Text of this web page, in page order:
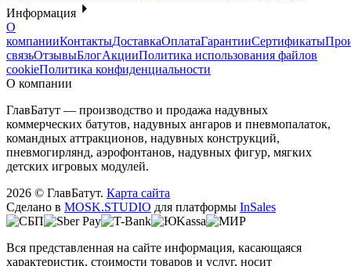
Информация
О
компанииКонтактыДоставкаОплатаГарантииСертификаты
связьОтзывыБлогАкцииПолитика использования файлов
cookieПолитика конфиденциальности
О компании
ГлавБатут — производство и продажа надувных
коммерческих батутов, надувных ангаров и пневмопалаток,
командных аттракционов, надувных конструкций,
пневмогирлянд, аэрофонтанов, надувных фигур, мягких
детских игровых модулей.
2026 © ГлавБатут. Карта сайта
Сделано в MOSK.STUDIO для платформы InSales
Вся представленная на сайте информация, касающаяся
характеристик, стоимости товаров и услуг, носит